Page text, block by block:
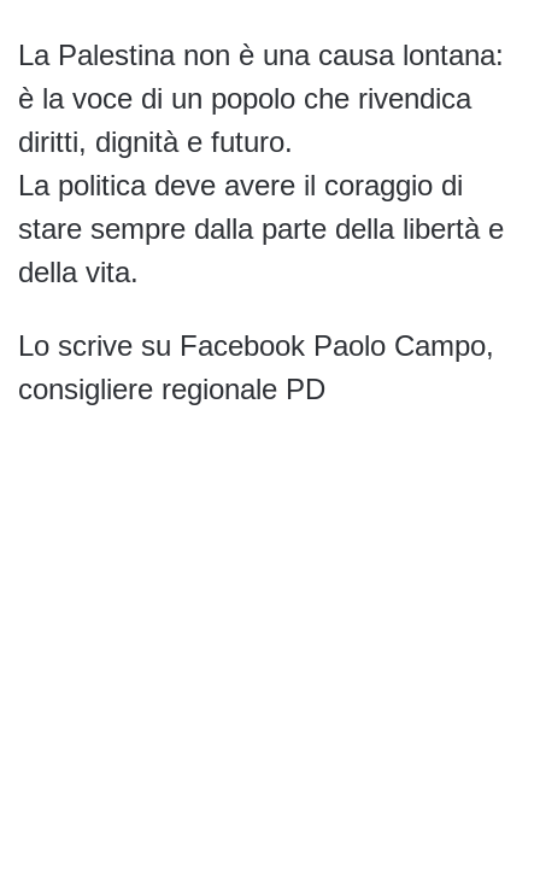
La Palestina non è una causa lontana:
è la voce di un popolo che rivendica
diritti, dignità e futuro.
La politica deve avere il coraggio di
stare sempre dalla parte della libertà e
della vita.
Lo scrive su Facebook Paolo Campo,
consigliere regionale PD